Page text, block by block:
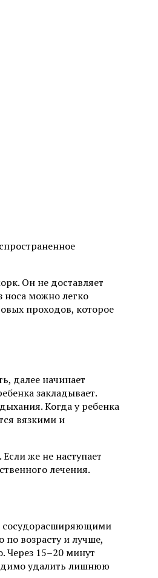
Он не доставляет
носа можно легко
проходов, которое
далее начинает
закладывает.
Когда у ребенка
вязкими и
же не наступает
лечения.
сосудорасширяющими
возрасту и лучше,
Через 15–20 минут
удалить лишнюю